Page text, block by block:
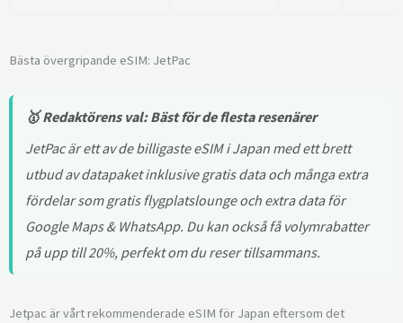
Bästa övergripande eSIM: JetPac
🥇 Redaktörens val: Bäst för de flesta resenärer
JetPac är ett av de billigaste eSIM i Japan med ett brett
utbud av datapaket inklusive gratis data och många extra
fördelar som gratis flygplatslounge och extra data för
Google Maps & WhatsApp. Du kan också få volymrabatter
på upp till 20%, perfekt om du reser tillsammans.
Jetpac är vårt rekommenderade eSIM för Japan eftersom det